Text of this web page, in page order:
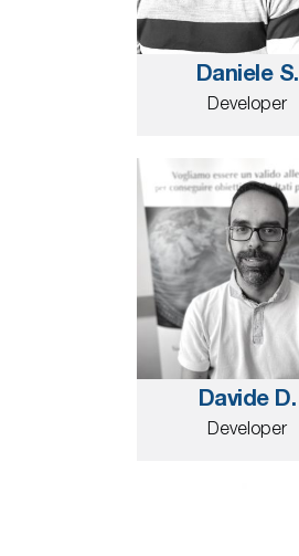
Daniele S.
Developer
Davide D.
Developer